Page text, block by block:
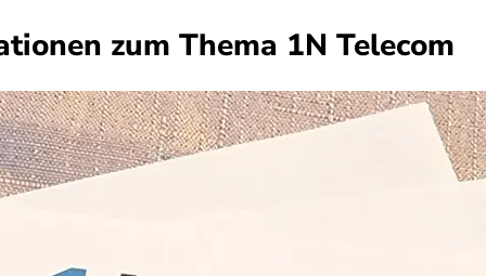
zum Thema 1N Telecom